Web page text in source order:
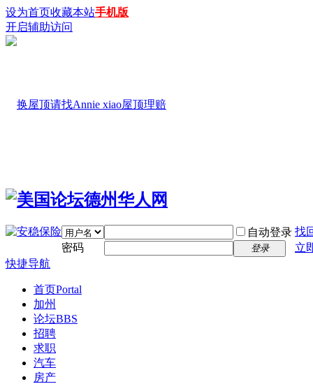
设为首页收藏本站手机版
开启辅助访问
自动登录 找
密码
登录
立
快捷导航
首页Portal
加州
论坛BBS
招聘
求职
汽车
房产